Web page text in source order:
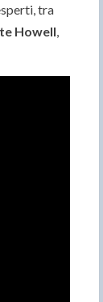
tra
Howell,